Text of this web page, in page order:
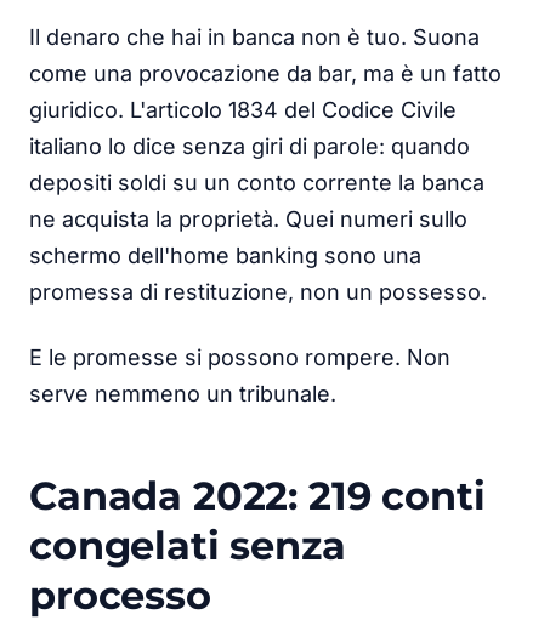
Il denaro che hai in banca non è tuo. Suona
come una provocazione da bar, ma è un fatto
giuridico. L'articolo 1834 del Codice Civile
italiano lo dice senza giri di parole: quando
depositi soldi su un conto corrente la banca
ne acquista la proprietà. Quei numeri sullo
schermo dell'home banking sono una
promessa di restituzione, non un possesso.
E le promesse si possono rompere. Non
serve nemmeno un tribunale.
Canada 2022: 219 conti
congelati senza
processo